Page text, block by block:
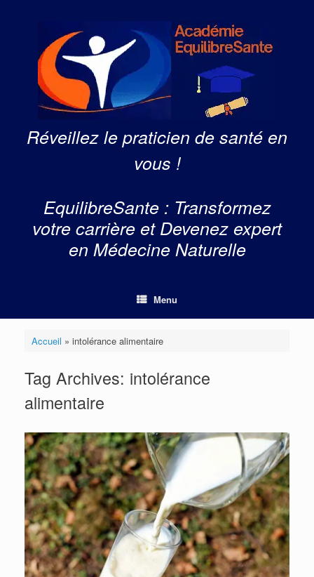
Réveillez le praticien de santé en
vous !
EquilibreSante : Transformez
votre carrière et Devenez expert
en Médecine Naturelle
Menu
Accueil » intolérance alimentaire
Tag Archives: intolérance
alimentaire